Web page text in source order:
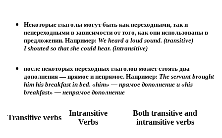
Некоторые глаголы могут быть как переходными, так и
непереходными в зависимости от того, как они использованы в
предложении. Например: We heard a loud sound. (transitive)
I shouted so that she could hear. (intransitive)
после некоторых переходных глаголов может стоять два
дополнения — прямое и непрямое. Например: The servant brought
him his breakfast in bed. «him» — прямое дополнение и «his
breakfast» — непрямое дополнение
Transitive verbs
Intransitive
Verbs
Both transitive and
intransitive verbs